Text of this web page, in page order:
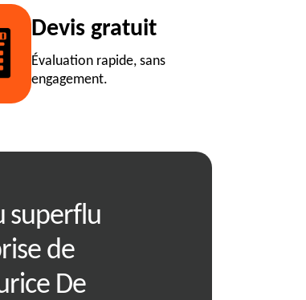
Devis gratuit
Évaluation rapide, sans
engagement.
superflu
de
De